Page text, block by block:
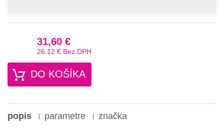
31,60 €
26,12 € Bez DPH
DO KOŠÍKA
popis parametre značka